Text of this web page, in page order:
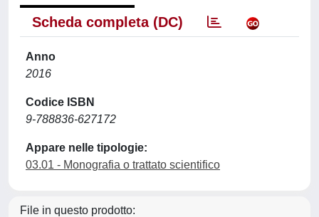
Scheda completa (DC)
Anno
2016
Codice ISBN
9-788836-627172
Appare nelle tipologie:
03.01 - Monografia o trattato scientifico
File in questo prodotto: